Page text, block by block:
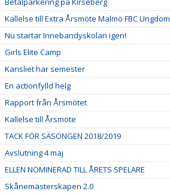
Kallelse till Extra Årsmöte Malmö FBC Ungdom
Nu startar Innebandyskolan igen!
Girls Elite Camp
Kansliet har semester
En actionfylld helg
Rapport från Årsmötet
Kallelse till Årsmöte
TACK FÖR SÄSONGEN 2018/2019
Avslutning 4 maj
ELLEN NOMINERAD TILL ÅRETS SPELARE
Skånemästerskapen 2.0